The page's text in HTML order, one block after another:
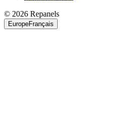
© 2026 Repanels
EuropeFrançais